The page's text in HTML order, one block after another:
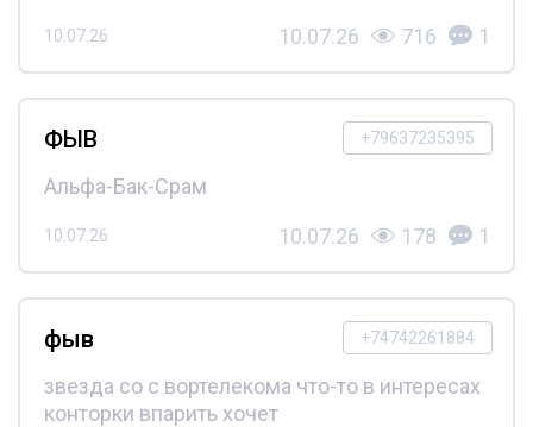
10.07.26 10.07.26 716 1
+79637235395
ФЫВ
Альфа-Бак-Срам
10.07.26 10.07.26 178 1
+74742261884
фыв
звезда со с вортелекома что-то в интересах
конторки впарить хочет